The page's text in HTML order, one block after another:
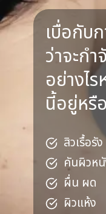
เบื่อกับ
ว่าจะกำ
อย่างไ
นี้อยู่หรื
สิวเรื้อรัง
คันผิวห
ผื่น ผด
ผิวแห้ง